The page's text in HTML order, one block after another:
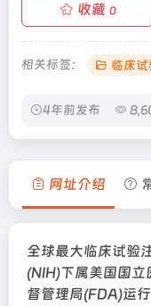
收藏 0
相关标签： 临床
4年前发布
网址介绍
全球最大临床试验
(NIH)下属美国国
督管理局(FDA)运